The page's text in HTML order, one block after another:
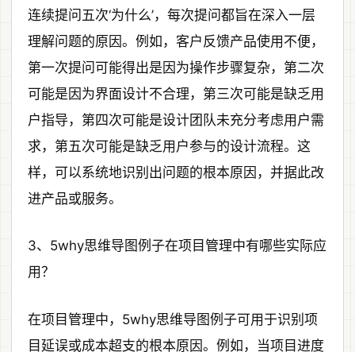
连续提问五次‘为什么’，每次提问都旨在深入一层
理解问题的原因。例如，客户反馈产品使用不便，
第一次提问可能得出是因为操作步骤复杂，第二次
可能是因为界面设计不合理，第三次可能是缺乏用
户指导，第四次可能是设计团队未充分考虑用户需
求，第五次可能是缺乏用户参与的设计流程。这
样，可以系统地识别出问题的根本原因，并据此改
进产品或服务。
3、5why思维导图例子在项目管理中有哪些实际应
用？
在项目管理中，5why思维导图例子可用于识别项
目延误或成本超支的根本原因。例如，当项目进度